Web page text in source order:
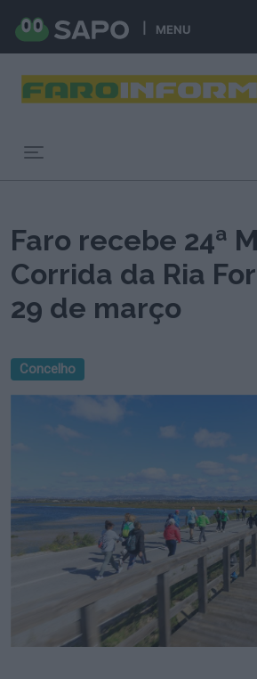
MENU
Faro recebe 24ª
Corrida da Ria
29 de março
Concelho